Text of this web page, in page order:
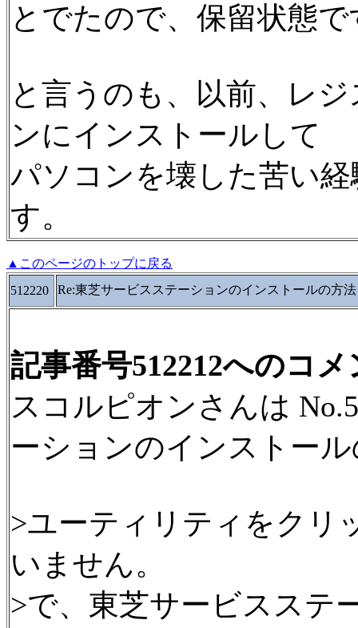
とでたので、保留状態で
と言うのも、以前、レ
ンにインストールして
パソコンを壊した苦い
す。
▲このページのトップに戻る
512220
Re:東芝サービスステーションのインストールの方法
記事番号512212へのコメ
スコルピオンさんは
ーションのインストー
>ユーティリティをクリ
いません。
>で、東芝サービスステ